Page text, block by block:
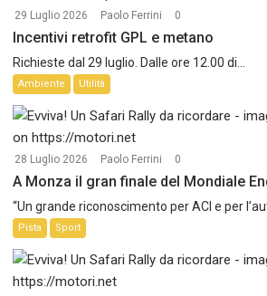
29 Luglio 2026 Paolo Ferrini 0
Incentivi retrofit GPL e metano
Richieste dal 29 luglio. Dalle ore 12.00 di...
Ambiente Utilità
28 Luglio 2026 Paolo Ferrini 0
A Monza il gran finale del Mondiale
“Un grande riconoscimento per ACI e per
Pista Sport